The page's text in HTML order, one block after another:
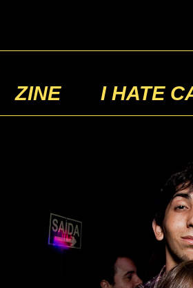
ZINE I HATE